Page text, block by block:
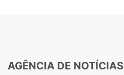
AGÊNCIA DE NOTÍCIAS